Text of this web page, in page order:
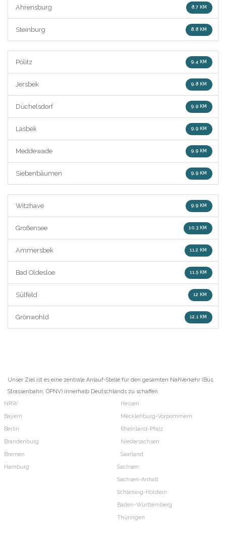
Ahrensburg 8.7 KM
Steinburg 8.8 KM
Pölitz 9.4 KM
Jersbek 9.8 KM
Düchelsdorf 9.9 KM
Lasbek 9.9 KM
Meddewade 9.9 KM
Siebenbäumen 9.9 KM
Witzhave 9.9 KM
Großensee 10.3 KM
Ammersbek 11.2 KM
Bad Oldesloe 11.5 KM
Sülfeld 12 KM
Grönwohld 12.1 KM
Unser Ziel ist es eine zentrale Anlauf-Stelle für den gesamten NahVerkehr (Bus,
Strassenbahn, ÖPNV) innerhalb Deutschlands zu schaffen.
NRW
Bayern
Berlin
Brandenburg
Bremen
Hamburg
Hessen
Mecklenburg-Vorpommern
Rheinland-Pfalz
Niedersachsen
Saarland
Sachsen
Sachsen-Anhalt
Schleswig-Holstein
Baden-Württemberg
Thüringen